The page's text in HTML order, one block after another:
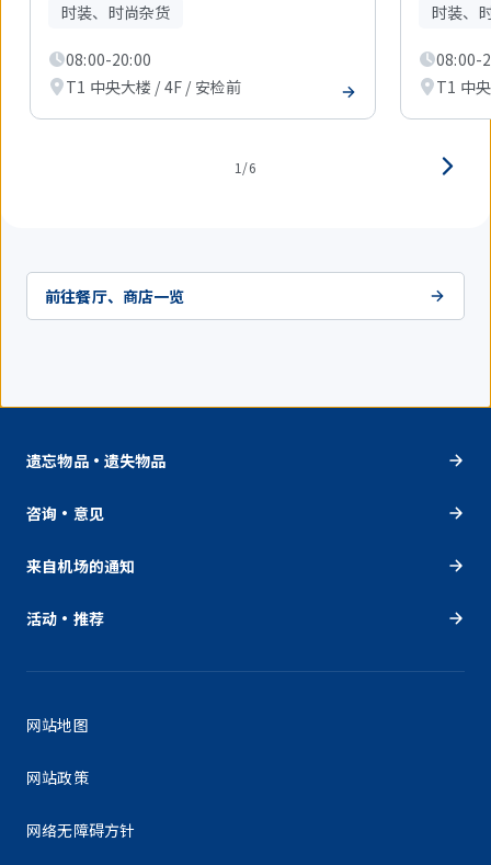
时装、时尚杂货
08:00-20:00
T1 中央大楼 / 4F / 安检前
时装、
08:00-
T1 中
1/6
前往餐厅、商店一览
遗忘物品・遗失物品
咨询・意见
来自机场的通知
活动・推荐
网站地图
网站政策
网络无障碍方针